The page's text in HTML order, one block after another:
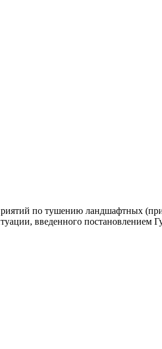
по тушению ландшафтных
введенного постановлением